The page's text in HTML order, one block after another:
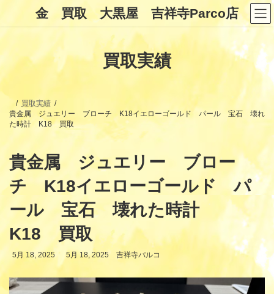
ン
キ
ッ
ー
に
移
金 買取 大黒屋 吉祥寺Parco店
買取実績
買取実績
貴金属 ジュエリー ブローチ K18イエローゴールド パール 宝石 壊れ
た時計 K18 買取
貴金属 ジュエリー ブロー
チ K18イエローゴールド パ
ール 宝石 壊れた時計
K18 買取
5月 18, 2025
最
5月 18, 2025 吉祥寺パルコ